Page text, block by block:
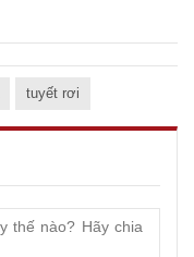
tuyết rơi